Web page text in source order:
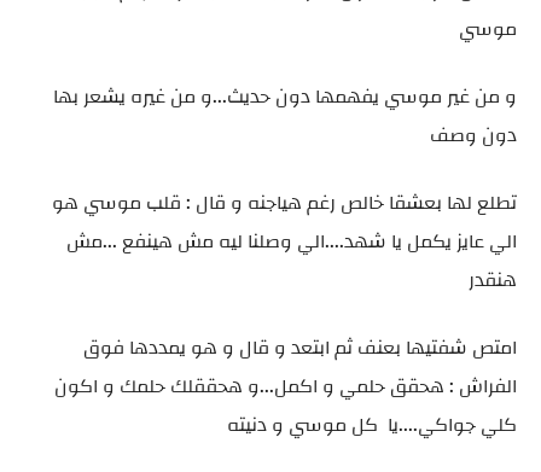
موسي
و من غير موسي يفهمها دون حديث...و من غيره يشعر بها
دون وصف
تطلع لها بعشقا خالص رغم هياجنه و قال : قلب موسي هو
الي عايز يكمل يا شهد....الي وصلنا ليه مش هينفع ...مش
هنقدر
امتص شفتيها بعنف ثم ابتعد و قال و هو يمددها فوق
الفراش : هحقق حلمي و اكمل...و هحققلك حلمك و اكون
كلي جواكي....يا كل موسي و دنيته